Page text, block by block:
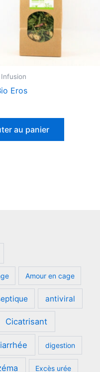
Eros
au panier
Amour en cage
antiviral
Cicatrisant
digestion
Excès urée